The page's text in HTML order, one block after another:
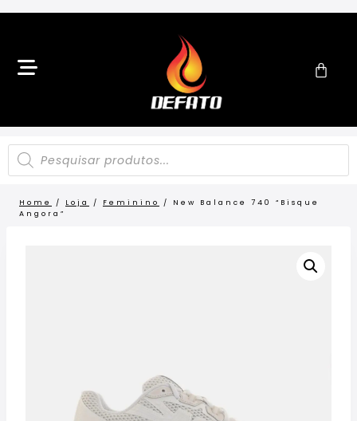
Home / Loja / Feminino /
New Balance 740 “Bisque
Angora”